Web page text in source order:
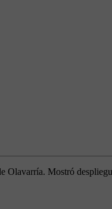
Mostró